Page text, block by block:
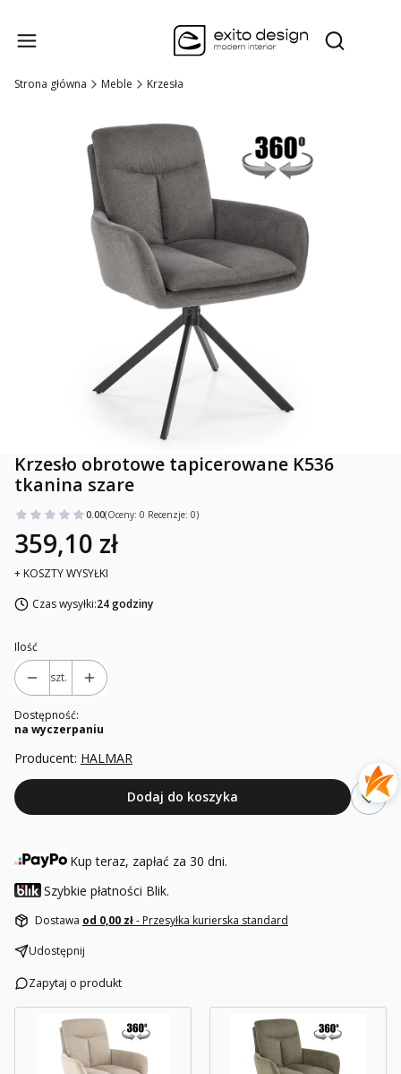
Otwórz
Strona główna Meble Krzesła
Krzesło obrotowe tapicerowane K536
tkanina szare
0.00(Oceny: 0 Recenzje: 0)
359,10 zł
+ KOSZTY WYSYŁKI
Czas wysyłki:24 godziny
Ilość
szt.
Dostępność:
na wyczerpaniu
Producent: HALMAR
Dodaj do koszyka
Kup teraz, zapłać za 30 dni.
Szybkie płatności Blik.
Dostawa od 0,00 zł- Przesyłka kurierska standard
Udostępnij
Zapytaj o produkt